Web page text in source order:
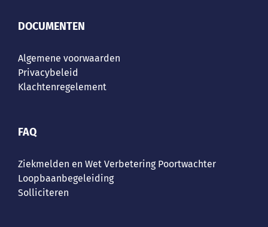
DOCUMENTEN
Algemene voorwaarden
Privacybeleid
Klachtenregelement
FAQ
Ziekmelden en Wet Verbetering Poortwachter
Loopbaanbegeleiding
Solliciteren